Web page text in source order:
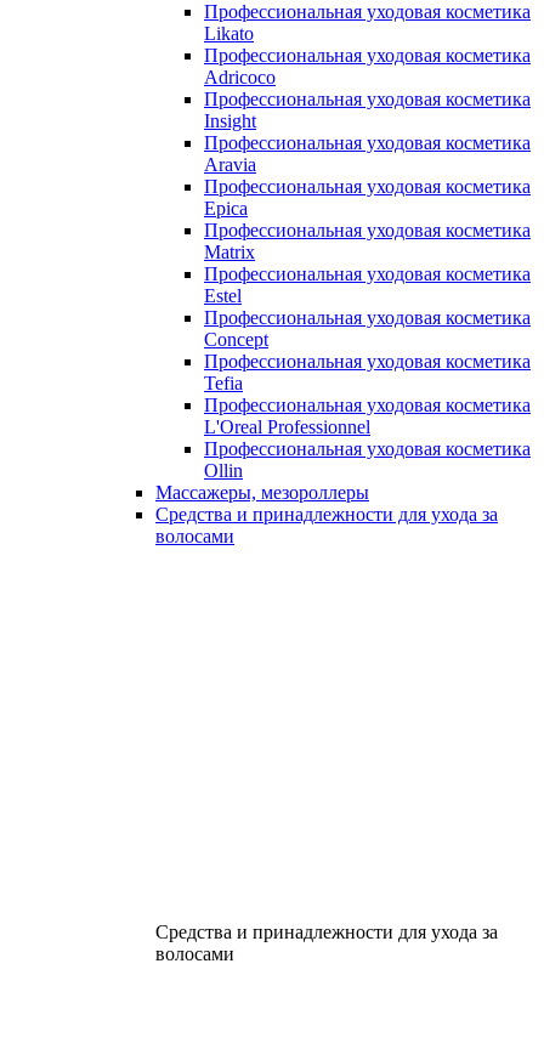
Профессиональная уходовая косметика
Likato
Профессиональная уходовая косметика
Adricoco
Профессиональная уходовая косметика
Insight
Профессиональная уходовая косметика
Aravia
Профессиональная уходовая косметика
Epica
Профессиональная уходовая косметика
Matrix
Профессиональная уходовая косметика
Estel
Профессиональная уходовая косметика
Concept
Профессиональная уходовая косметика
Tefia
Профессиональная уходовая косметика
L'Oreal Professionnel
Профессиональная уходовая косметика
Ollin
Массажеры, мезороллеры
Средства и принадлежности для ухода за
волосами
Средства и принадлежности для ухода за
волосами